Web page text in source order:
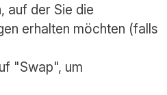
auf der Sie die
erhalten möchten (falls
"Swap", um